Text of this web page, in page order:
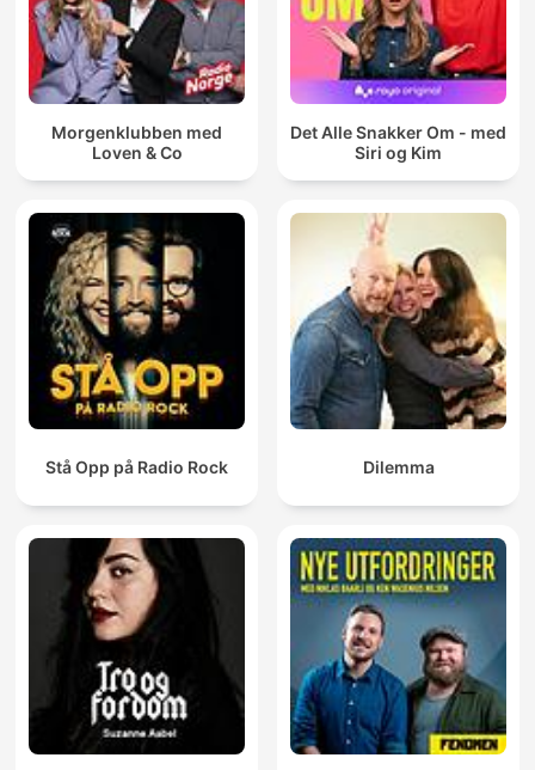
Morgenklubben med
Loven & Co
Det Alle Snakker Om - med
Siri og Kim
Stå Opp på Radio Rock Dilemma